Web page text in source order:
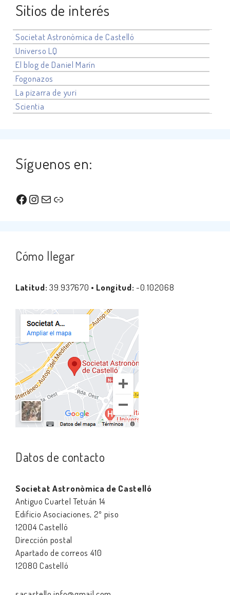
Sitios de interés
Societat Astronòmica de Castelló
Universo LQ
El blog de Daniel Marín
Fogonazos
La pizarra de yuri
Scientia
Síguenos en:
Facebook
Instagram
Correo electrónico
Enlace
Cómo llegar
Latitud: 39.937670 • Longitud: -0.102068
Datos de contacto
Societat Astronòmica de Castelló
Antiguo Cuartel Tetuán 14
Edificio Asociaciones, 2º piso
12004 Castelló
Dirección postal
Apartado de correos 410
12080 Castelló